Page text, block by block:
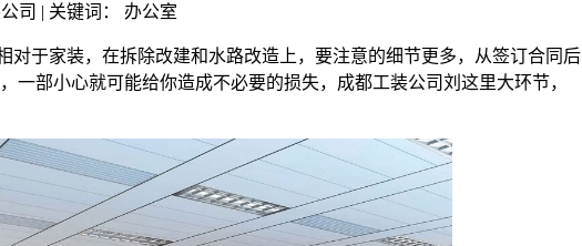
司 | 关键词： 办公室
对于家装，在拆除改建和水路改造上，要注意的细节更多，从签订合同后
一部小心就可能给你造成不必要的损失，成都工装公司刘这里大环节，